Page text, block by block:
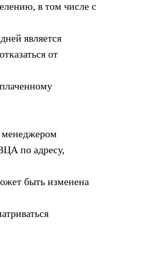
в том числе с
является
от
по адресу,
быть изменена